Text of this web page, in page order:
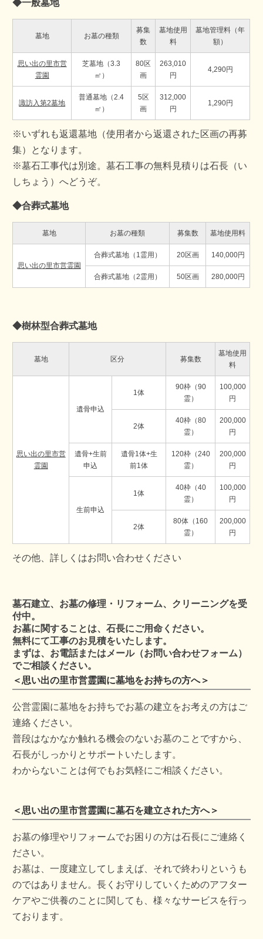
◆一般墓地
墓地 お墓の種類
募集
数
墓地使用
料
墓地管理料（年
額）
思い出の里市営
霊園
芝墓地（3.3
㎡）
80区
画
263,010
円
4,290円
諏訪入第2墓地
普通墓地（2.4
㎡）
5区
画
312,000
円
1,290円
※いずれも返還墓地（使用者から返還された区画の再募
集）となります。
※墓石工事代は別途。墓石工事の無料見積りは石長（い
しちょう）へどうぞ。
◆合葬式墓地
墓地 お墓の種類 募集数 墓地使用料
思い出の里市営霊園
合葬式墓地（1霊用） 20区画 140,000円
合葬式墓地（2霊用） 50区画 280,000円
◆樹林型合葬式墓地
墓地 区分 募集数
墓地使用
料
思い出の里市営
霊園
遺骨申込
1体
90枠（90
霊）
100,000
円
2体
40枠（80
霊）
200,000
円
遺骨+生前
申込
遺骨1体+生
前1体
120枠（240
霊）
200,000
円
生前申込
1体
40枠（40
霊）
100,000
円
2体
80体（160
霊）
200,000
円
その他、詳しくはお問い合わせください
墓石建立、お墓の修理・リフォーム、クリーニングを受
付中。
お墓に関することは、石長にご用命ください。
無料にて工事のお見積をいたします。
まずは、お電話またはメール（お問い合わせフォーム）
でご相談ください。
＜思い出の里市営霊園に墓地をお持ちの方へ＞
公営霊園に墓地をお持ちでお墓の建立をお考えの方はご
連絡ください。
普段はなかなか触れる機会のないお墓のことですから、
石長がしっかりとサポートいたします。
わからないことは何でもお気軽にご相談ください。
＜思い出の里市営霊園に墓石を建立された方へ＞
お墓の修理やリフォームでお困りの方は石長にご連絡く
ださい。
お墓は、一度建立してしまえば、それで終わりというも
のではありません。長くお守りしていくためのアフター
ケアやご供養のことに関しても、様々なサービスを行っ
ております。